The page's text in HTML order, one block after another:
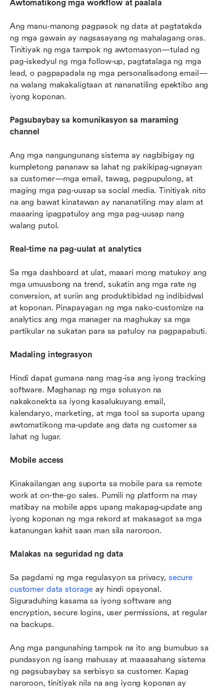
Awtomatikong mga workflow at paalala
Ang manu-manong pagpasok ng data at pagtatakda
ng mga gawain ay nagsasayang ng mahalagang oras.
Tinitiyak ng mga tampok ng awtomasyon—tulad ng
pag-iskedyul ng mga follow-up, pagtatalaga ng mga
lead, o pagpapadala ng mga personalisadong email—
na walang makakaligtaan at nananatiling epektibo ang
iyong koponan.
Pagsubaybay sa komunikasyon sa maraming
channel
Ang mga nangungunang sistema ay nagbibigay ng
kumpletong pananaw sa lahat ng pakikipag-ugnayan
sa customer—mga email, tawag, pagpupulong, at
maging mga pag-uusap sa social media. Tinitiyak nito
na ang bawat kinatawan ay nananatiling may alam at
maaaring ipagpatuloy ang mga pag-uusap nang
walang putol.
Real-time na pag-uulat at analytics
Sa mga dashboard at ulat, maaari mong matukoy ang
mga umuusbong na trend, sukatin ang mga rate ng
conversion, at suriin ang produktibidad ng indibidwal
at koponan. Pinapayagan ng mga nako-customize na
analytics ang mga manager na maghukay sa mga
partikular na sukatan para sa patuloy na pagpapabuti.
Madaling integrasyon
Hindi dapat gumana nang mag-isa ang iyong tracking
software. Maghanap ng mga solusyon na
nakakonekta sa iyong kasalukuyang email,
kalendaryo, marketing, at mga tool sa suporta upang
awtomatikong ma-update ang data ng customer sa
lahat ng lugar.
Mobile access
Kinakailangan ang suporta sa mobile para sa remote
work at on-the-go sales. Pumili ng platform na may
matibay na mobile apps upang makapag-update ang
iyong koponan ng mga rekord at makasagot sa mga
katanungan kahit saan man sila naroroon.
Malakas na seguridad ng data
Sa pagdami ng mga regulasyon sa privacy, secure
customer data storage ay hindi opsyonal.
Siguraduhing kasama sa iyong software ang
encryption, secure logins, user permissions, at regular
na backups.
Ang mga pangunahing tampok na ito ang bumubuo sa
pundasyon ng isang mahusay at maaasahang sistema
ng pagsubaybay sa serbisyo sa customer. Kapag
naroroon, tinitiyak nila na ang iyong koponan ay